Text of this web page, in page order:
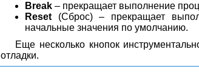
Break – прекращает выполнение
Reset (Сброс) – прекращает
начальные значения по умолчанию.
Еще несколько кнопок
отладки.